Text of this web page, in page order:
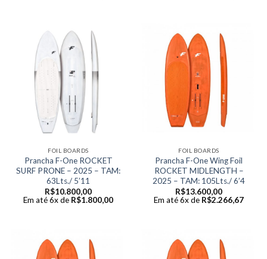
FOIL BOARDS
Prancha F-One ROCKET
SURF PRONE – 2025 – TAM:
63Lts./ 5’11
R$10.800,00
Em até 6x de R$1.800,00
FOIL BOARDS
Prancha F-One Wing Foil
ROCKET MIDLENGTH –
2025 – TAM: 105Lts./ 6’4
R$13.600,00
Em até 6x de R$2.266,67